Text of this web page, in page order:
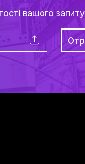
вашого запиту